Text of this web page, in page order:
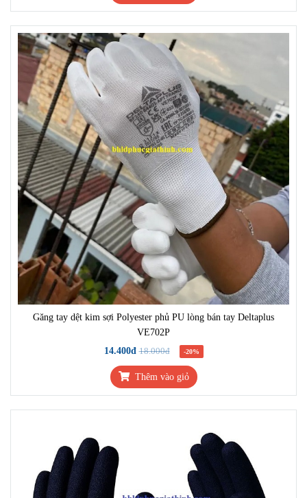
Găng tay dệt kim sợi Polyester phủ PU lòng bán tay Deltaplus
VE702P
14.400đ 18.000đ -20%
Thêm vào giỏ